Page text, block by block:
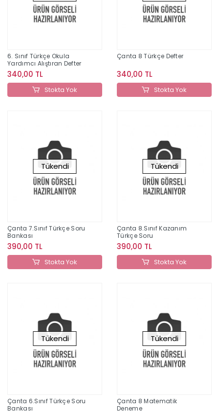
6. Sınıf Türkçe Okula
Yardımcı Alıştıran Defter
340,00 TL
Stokta Yok
Çanta 8 Türkçe Defter
340,00 TL
Stokta Yok
Tükendi
Çanta 7.Sınıf Türkçe Soru
Bankası
390,00 TL
Stokta Yok
Tükendi
Çanta 8.Sınıf Kazanım
Türkçe Soru
390,00 TL
Stokta Yok
Tükendi
Çanta 6.Sınıf Türkçe Soru
Bankası
Tükendi
Çanta 8 Matematik
Deneme